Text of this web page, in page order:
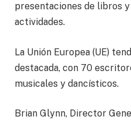
presentaciones de libros
actividades.
La Unión Europea (UE)
destacada, con 70
musicales y dancísticos.
Brian Glynn, Director